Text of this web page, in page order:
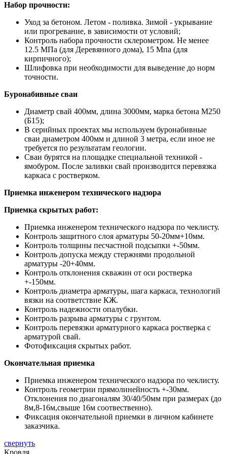
Набор прочности:
Уход за бетоном. Летом - поливка. Зимой - укрывание
или прогревание, в зависимости от условий;
Контроль набора прочности склерометром. Не менее
12.5 МПа (для Деревянного дома), 15 Мпа (для
кирпичного);
Шлифовка при необходимости для выведение до норм
точности.
Буронабивные сваи
Диаметр свай 400мм, длина 3000мм, марка бетона М250
(Б15);
В серийных проектах мы используем буронабивные
сваи диаметром 400мм и длиной 3 метра, если иное не
требуется по результатам геологии.
Сваи бурятся на площадке специальной техникой -
ямобуром. После заливки свай производится перевязка
каркаса с ростверком.
Приемка инженером технического надзора
Приемка скрытых работ:
Приемка инженером технического надзора по чеклисту.
Контроль защитного слоя арматуры 50-20мм+10мм.
Контроль толщины песчастной подсыпки +-50мм.
Контроль допуска между стержнями продольной
арматуры -20+40мм.
Контроль отклонения скважин от оси ростверка
+-150мм.
Контроль диаметра арматуры, шага каркаса, технологий
вязки на соответствие КЖ.
Контроль надежности опалубки.
Контроль разрыва арматуры с грунтом.
Контроль перевязки арматурного каркаса ростверка с
арматурой свай.
Фотофиксация скрытых работ.
Окончательная приемка
Приемка инженером технического надзора по чеклисту.
Контроль геометрии прямолинейность +-30мм.
Отклонения по диагоналям 30/40/50мм при размерах (до
8м,8-16м,свыше 16м соотвественно).
Фиксация окончательной приемки в личном кабинете
заказчика.
свернуть